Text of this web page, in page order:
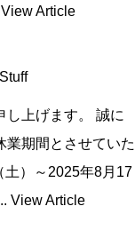
View Article
し上げます。 誠に
業期間とさせていた
土）～2025年8月17
View Article